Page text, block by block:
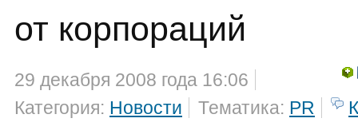
от корпораций
29 декабря 2008 года 16:06
Категория: Новости Тематика: PR